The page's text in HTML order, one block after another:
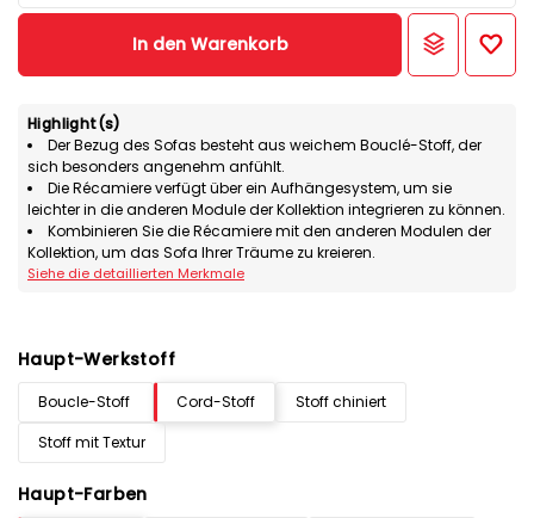
In den Warenkorb
Highlight(s)
Der Bezug des Sofas besteht aus weichem Bouclé-Stoff, der
sich besonders angenehm anfühlt.
Die Récamiere verfügt über ein Aufhängesystem, um sie
leichter in die anderen Module der Kollektion integrieren zu können.
Kombinieren Sie die Récamiere mit den anderen Modulen der
Kollektion, um das Sofa Ihrer Träume zu kreieren.
Siehe die detaillierten Merkmale
Haupt-Werkstoff
Boucle-Stoff Cord-Stoff
Stoff chiniert
Stoff mit Textur
Haupt-Farben